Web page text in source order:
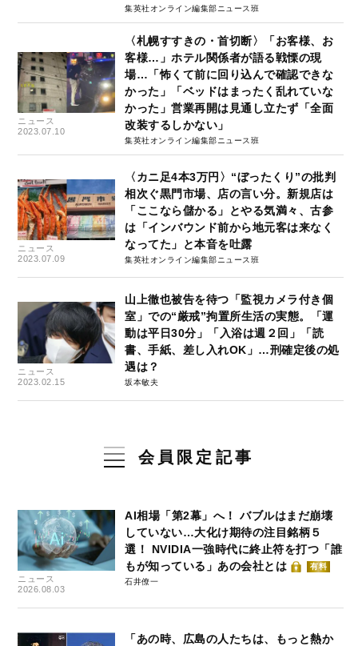
集英社オンライン編集部ニュース班
ニュース
2023.07.10
〈札幌すすきの・首切断〉「お客様、お
客様…」ホテル関係者が語る戦慄の現
場…「怖くて前に回り込んで確認できな
かった」「ベッドはまったく乱れていな
かった」営業再開は見通し立たず「全面
改装するしかない」
集英社オンライン編集部ニュース班
ニュース
2023.07.09
〈カニ足4本3万円〉“ぼったくり”の批判
相次ぐ黒門市場、店の言い分。新規店は
「ここなら儲かる」とやる気満々、古参
は「インバウンド前から地元客は来なく
なってた」と本音を吐露
集英社オンライン編集部ニュース班
ニュース
2023.02.15
山上徹也被告を待つ「監視カメラ付き個
室」での“厳戒”拘置所生活の実態。「運
動は平日30分」「入浴は週２回」「読
書、手紙、差し入れOK」…刑確定後の処
遇は？
坂本敏夫
会員限定記事
ニュース
2026.08.03
AI相場「第2幕」へ！ バブルはまだ崩壊
していない…大化け期待の注目銘柄５
選！ NVIDIA一強時代に終止符を打つ「誰
もが知っている」あの会社とは
有料
石井僚一
「あの時、広島の人たちは、もっと熱か